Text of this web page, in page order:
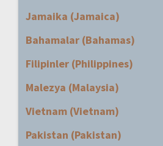
Jamaika (Jamaica)
Bahamalar (Bahamas)
Filipinler (Philippines)
Malezya (Malaysia)
Vietnam (Vietnam)
Pakistan (Pakistan)